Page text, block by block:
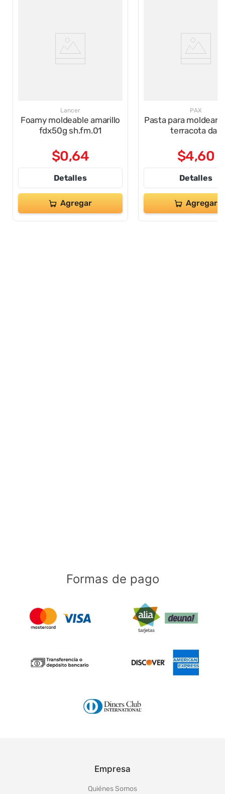
Lancer
Foamy moldeable amarillo
fdx50g sh.fm.01
$0,64
Detalles
Agregar
PAX
Pasta para moldear
terracota das
$4,60
Detalles
Agregar
Formas de pago
Empresa
Quiénes Somos